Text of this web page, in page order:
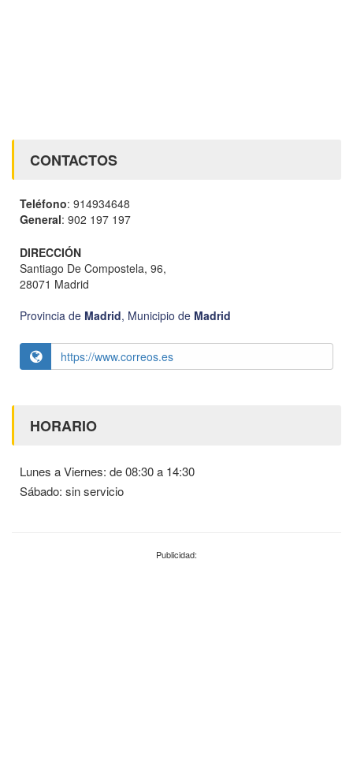
CONTACTOS
Teléfono: 914934648
General: 902 197 197
DIRECCIÓN
Santiago De Compostela, 96,
28071 Madrid
Provincia de Madrid, Municipio de Madrid
https://www.correos.es
HORARIO
Lunes a Viernes: de 08:30 a 14:30
Sábado: sin servicio
Publicidad: